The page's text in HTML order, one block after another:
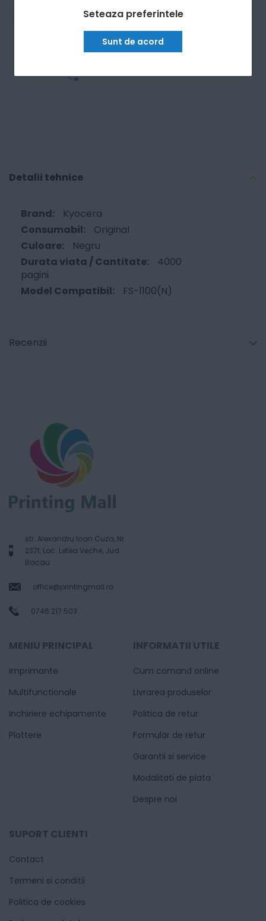
Seteaza preferintele
Sunt de acord
Detalii tehnice
Kyocera
Original
Negru
4000
pagini
FS-1100(N)
Recenzii
str. Alexandru Ioan Cuza, Nr.
237f, Loc. Letea Veche, Jud.
Bacau
office@printingmall.ro
0746.217.503
MENIU PRINCIPAL
Imprimante
Multifunctionale
Inchiriere echipamente
Plottere
INFORMATII UTILE
Cum comand online
Livrarea produselor
Politica de retur
Formular de retur
Garantii si service
Modalitati de plata
Despre noi
SUPORT CLIENTI
Contact
Termeni si conditii
Politica de cookies